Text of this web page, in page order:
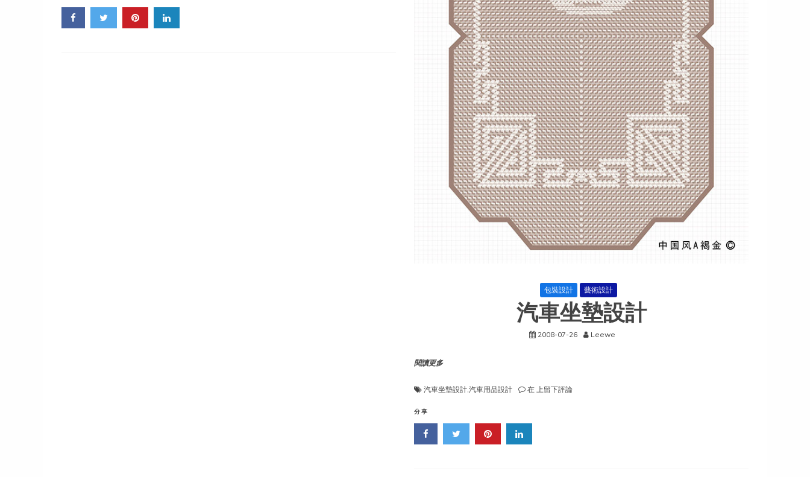
豆
産
包裝設計 藝術設計
汽車坐墊設計
2008-07-26 Leewe
閱讀更多
汽車坐墊設計 汽車用品設計 在 汽上留下評論
分享